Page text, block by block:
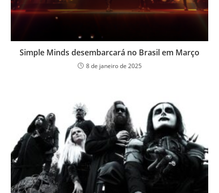
Simple Minds desembarcará no Brasil em Março
8 de janeiro de 2025